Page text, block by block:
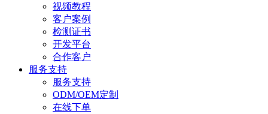
视频教程
客户案例
检测证书
开发平台
合作客户
服务支持
服务支持
ODM/OEM定制
在线下单